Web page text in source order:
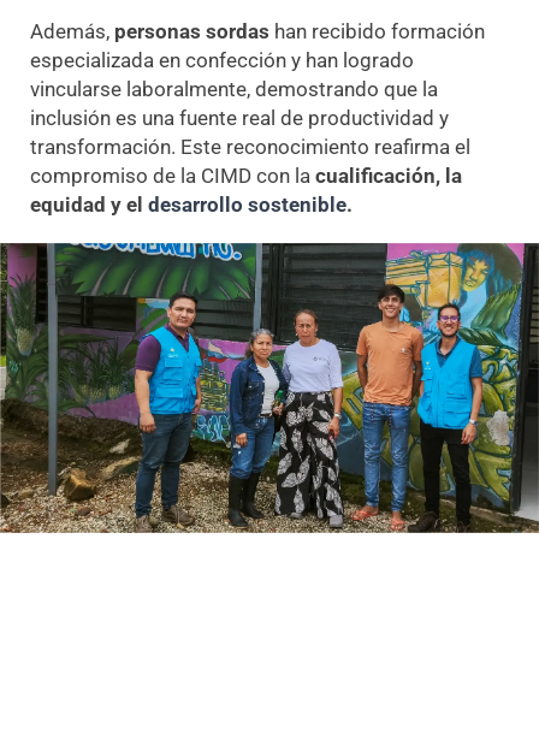
Además, personas sordas han recibido formación
especializada en confección y han logrado
vincularse laboralmente, demostrando que la
inclusión es una fuente real de productividad y
transformación. Este reconocimiento reafirma el
compromiso de la CIMD con la cualificación, la
equidad y el desarrollo sostenible.